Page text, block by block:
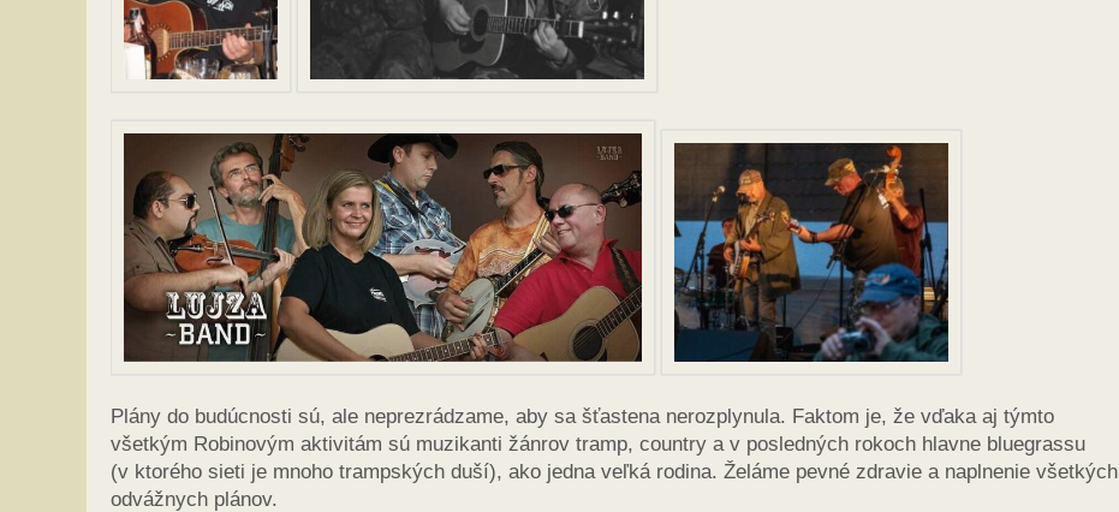
Plány do budúcnosti sú, ale neprezrádzame, aby sa šťastena nerozplynula. Faktom je, že vďaka aj týmto
všetkým Robinovým aktivitám sú muzikanti žánrov tramp, country a v posledných rokoch hlavne bluegrassu
(v ktorého sieti je mnoho trampských duší), ako jedna veľká rodina. Želáme pevné zdravie a naplnenie všetkých
odvážnych plánov.